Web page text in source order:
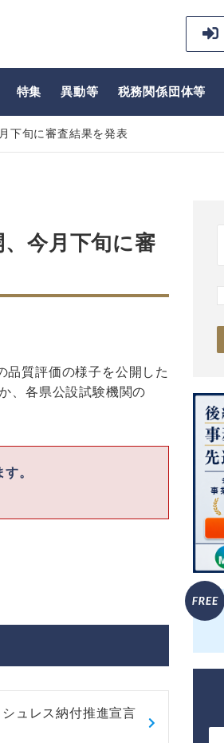
特集 異動等 税務関係団体等
下旬に審査結果を発表
今月下旬に審
品質評価の様子を公開した
、各県公設試験機関の
。
ュレス納付推進宣言